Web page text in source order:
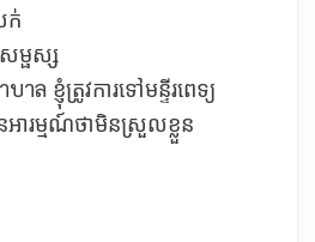
ក់
ម្ផស្ស
ล ខ្ញុំត្រូវការទៅមន្ទីរពេទ្យ
នអារម្មណ៍ថាមិនស្រួលខ្លួន